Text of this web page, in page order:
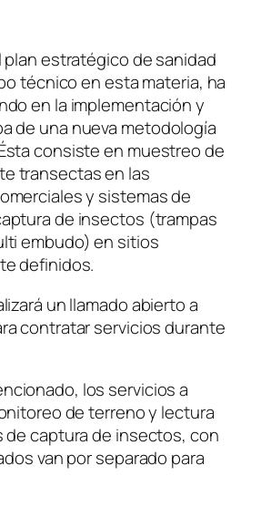
plan estratégico de sanidad
técnico en esta materia, ha
en la implementación y
de una nueva metodología
consiste en muestreo de
transectas en las
y sistemas de
de insectos (trampas
embudo) en sitios
definidos.
un llamado abierto a
contratar servicios durante
los servicios a
de terreno y lectura
captura de insectos, con
van por separado para